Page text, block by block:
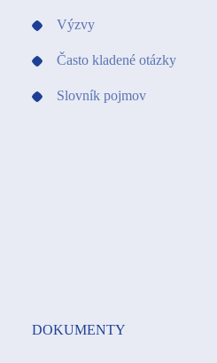
Výzvy
Často kladené otázky
Slovník pojmov
DOKUMENTY